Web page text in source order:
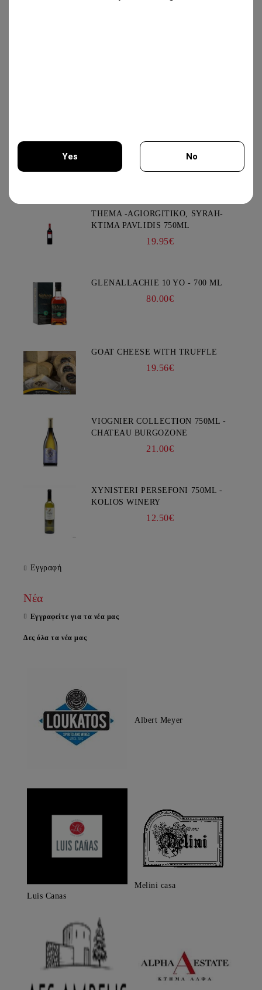
THEMA -AGIORGITIKO, SYRAH-
KTIMA PAVLIDIS 750ML
19.95€
GLENALLACHIE 10 YO - 700 ML
80.00€
GOAT CHEESE WITH TRUFFLE
19.56€
VIOGNIER COLLECTION 750ML -
CHATEAU BURGOZONE
21.00€
XYNISTERI PERSEFONI 750ML -
KOLIOS WINERY
12.50€
Εγγραφή
Νέα
Εγγραφείτε για τα νέα μας
Δες όλα τα νέα μας
Albert Meyer
Luis Canas
Melini casa
Yes No